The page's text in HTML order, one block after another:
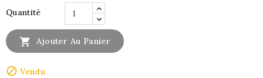
Quantité
 Ajouter Au Panier
 Vendu